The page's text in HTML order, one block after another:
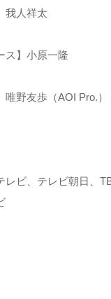
我人祥太
ス】小原一隆
唯野友歩（AOI Pro.）
レビ、テレビ朝日、